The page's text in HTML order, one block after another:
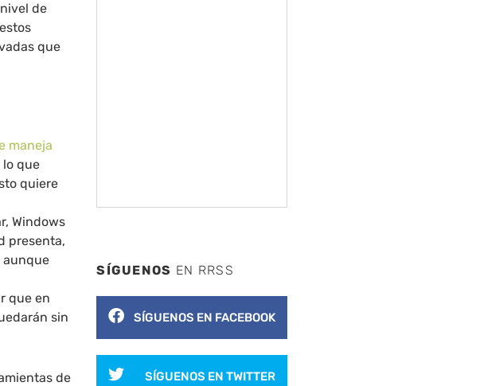
de
que
maneja
lo que
quiere
Windows
presenta,
aunque
que en
sin
de
SÍGUENOS EN RRSS
SÍGUENOS EN FACEBOOK
SÍGUENOS EN TWITTER